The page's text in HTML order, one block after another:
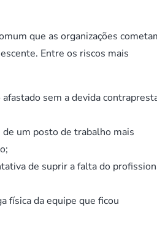
que as organizações
Entre os riscos mais
sem a devida
um posto de trabalho mais
de suprir a falta do
física da equipe que ficou